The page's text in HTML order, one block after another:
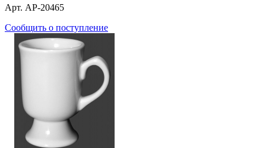
Арт. AP-20465
Сообщить о поступление